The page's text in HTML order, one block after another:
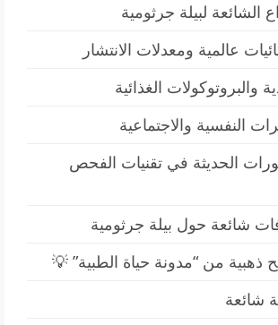
الشائعة لبيلة جرثومية
عالمية ومعدلات الانتشار
والبروتوكولات الغذائية
النفسية والاجتماعية
الحديثة في تقنيات الفحص
شائعة حول بيلة جرثومية
ذهبية من “مدونة حياة الطبية” 💡
شائعة